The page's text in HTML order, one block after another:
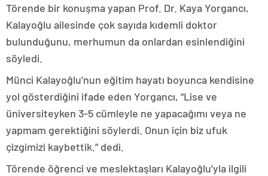
Törende bir konuşma yapan Prof. Dr. Kaya Yorgancı,
Kalayoğlu ailesinde çok sayıda kıdemli doktor
bulunduğunu, merhumun da onlardan esinlendiğini
söyledi.
Münci Kalayoğlu’nun eğitim hayatı boyunca kendisine
yol gösterdiğini ifade eden Yorgancı, “Lise ve
üniversiteyken 3-5 cümleyle ne yapacağımı veya ne
yapmam gerektiğini söylerdi. Onun için biz ufuk
çizgimizi kaybettik.” dedi.
Törende öğrenci ve meslektaşları Kalayoğlu’yla ilgili